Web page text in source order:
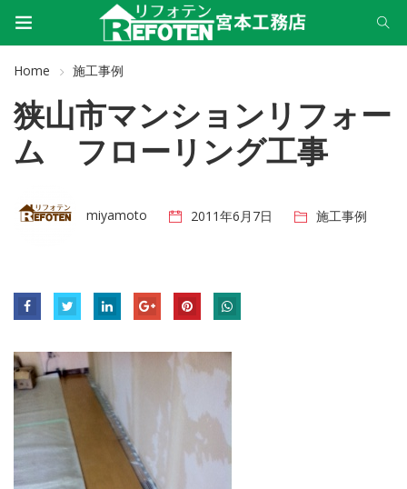
Home 施工事例
狭山市マンションリフォー
ム フローリング工事
miyamoto 2011年6月7日 施工事例